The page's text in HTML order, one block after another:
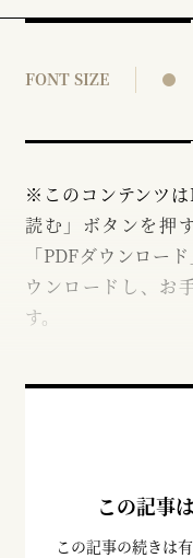
FONT SIZE
※このコンテンツ
読む」ボタンを押
「PDFダウンロー
ウンロードし、お
す。
この記事
この記事の続きは